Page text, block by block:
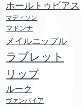
ホールトゥピアス
マディソン
マドンナ
メイルニップル
ラブレット
リップ
ルーク
ヴァンパイア